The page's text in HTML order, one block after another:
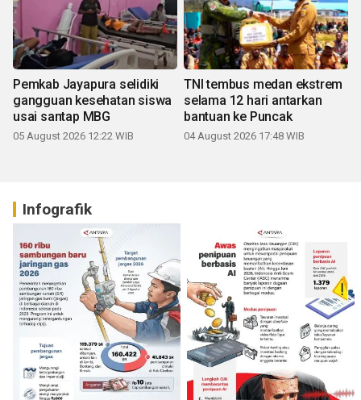
Pemkab Jayapura selidiki
gangguan kesehatan siswa
usai santap MBG
05 August 2026 12:22 WIB
TNI tembus medan ekstrem
selama 12 hari antarkan
bantuan ke Puncak
04 August 2026 17:48 WIB
Infografik